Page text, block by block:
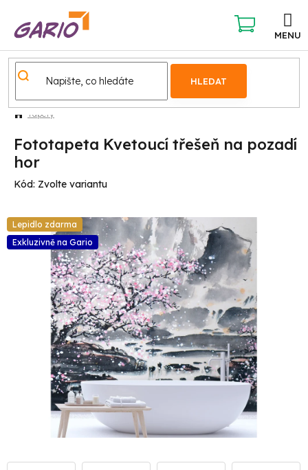
obsah
HLEDAT
NÁKUPNÍ
KOŠÍK
Tapety
Fototapeta Kvetoucí třešeň na pozadí
hor
Kód: Zvolte variantu
Lepidlo zdarma
Exkluzivně na Gario